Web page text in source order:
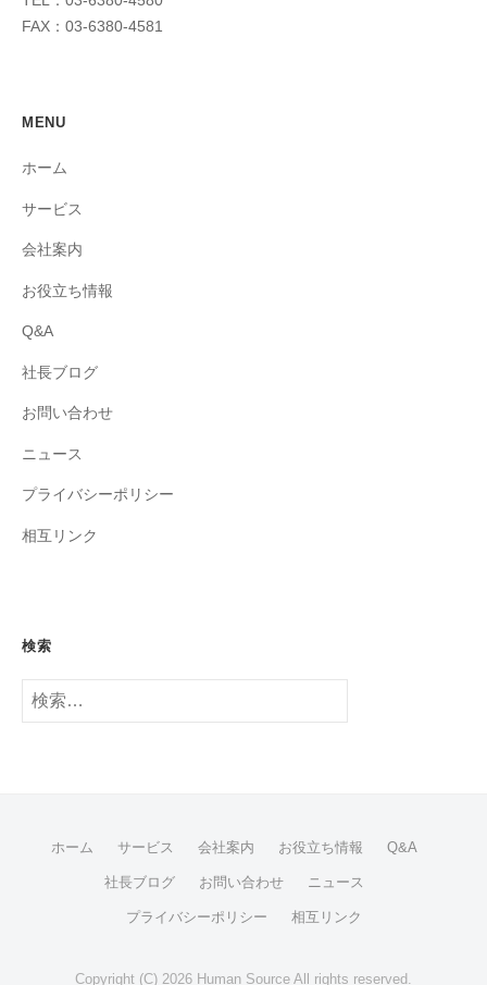
FAX：03-6380-4581
MENU
ホーム
サービス
会社案内
お役立ち情報
Q&A
社長ブログ
お問い合わせ
ニュース
プライバシーポリシー
相互リンク
検索
検
ホーム サービス 会社案内 お役立ち情報 Q&A
社長ブログ お問い合わせ ニュース
プライバシーポリシー 相互リンク
Copyright (C) 2026 Human Source All rights reserved.